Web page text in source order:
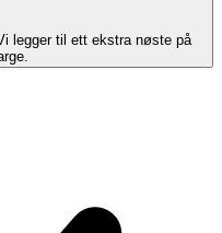
legger til ett ekstra nøste på